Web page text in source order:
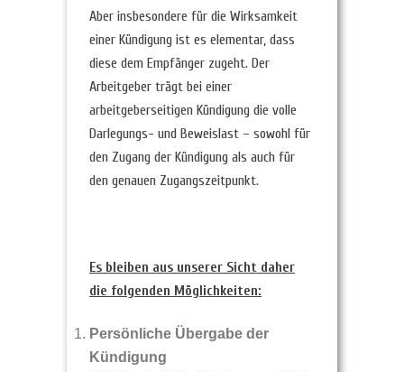
Aber insbesondere für die Wirksamkeit
einer Kündigung ist es elementar, dass
diese dem Empfänger zugeht. Der
Arbeitgeber trägt bei einer
arbeitgeberseitigen Kündigung die volle
Darlegungs- und Beweislast – sowohl für
den Zugang der Kündigung als auch für
den genauen Zugangszeitpunkt.
Es bleiben aus unserer Sicht daher
die folgenden Möglichkeiten:
Persönliche Übergabe der
Kündigung